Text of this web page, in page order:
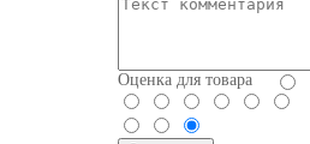
Оценка для товара